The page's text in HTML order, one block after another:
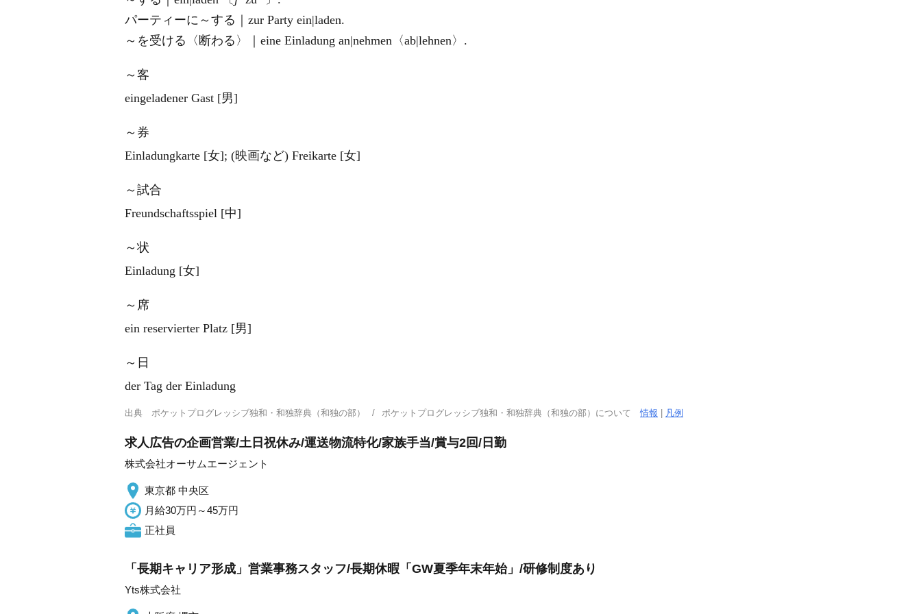
パーティーに～する｜zur Party ein|laden.
～を受ける〈断わる〉｜eine Einladung an|nehmen〈ab|lehnen〉.
～客
eingeladener Gast [男]
～券
Einladungkarte [女]; (映画など) Freikarte [女]
～試合
Freundschaftsspiel [中]
～状
Einladung [女]
～席
ein reservierter Platz [男]
～日
der Tag der Einladung
出典 ポケットプログレッシブ独和・和独辞典（和独の部） ポケットプログレッシブ独和・和独辞典（和独の部）について情報 凡例
求人広告の企画営業/土日祝休み/運送物流特化/家族手当/賞与2回/日勤
株式会社オーサムエージェント
東京都 中央区
月給30万円～45万円
正社員
「長期キャリア形成」営業事務スタッフ/長期休暇「GW夏季年末年始」/研修制度あり
Yts株式会社